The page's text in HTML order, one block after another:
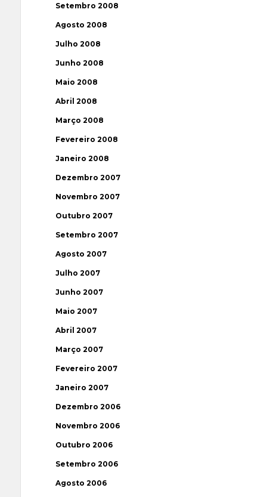
Setembro 2008
Agosto 2008
Julho 2008
Junho 2008
Maio 2008
Abril 2008
Março 2008
Fevereiro 2008
Janeiro 2008
Dezembro 2007
Novembro 2007
Outubro 2007
Setembro 2007
Agosto 2007
Julho 2007
Junho 2007
Maio 2007
Abril 2007
Março 2007
Fevereiro 2007
Janeiro 2007
Dezembro 2006
Novembro 2006
Outubro 2006
Setembro 2006
Agosto 2006